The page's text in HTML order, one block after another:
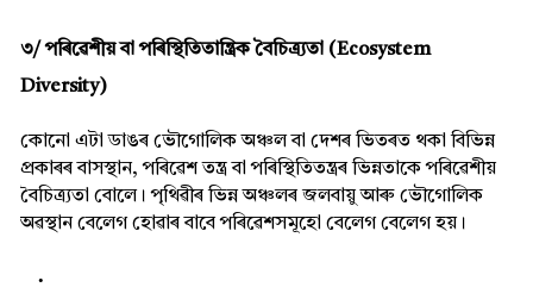
৩/ পৰিৱেশীয় বা পৰিস্থিতিতান্ত্ৰিক বৈচিত্ৰ্যতা (Ecosystem
Diversity)
কোনো এটা ডাঙৰ ভৌগোলিক অঞ্চল বা দেশৰ ভিতৰত থকা বিভিন্ন
প্ৰকাৰৰ বাসস্থান, পৰিৱেশ তন্ত্ৰ বা পৰিস্থিতিতন্ত্ৰৰ ভিন্নতাকে পৰিৱেশীয়
বৈচিত্ৰ্যতা বোলে। পৃথিৱীৰ ভিন্ন অঞ্চলৰ জলবায়ু আৰু ভৌগোলিক
অৱস্থান বেলেগ হোৱাৰ বাবে পৰিৱেশসমূহো বেলেগ বেলেগ হয়।